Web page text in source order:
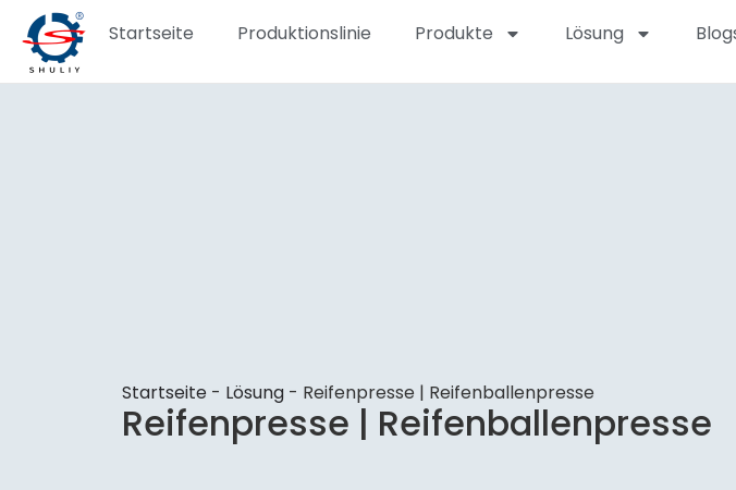
Startseite Produktionslinie Produkte Lösung
Startseite - Lösung - Reifenpresse | Reifenballenpresse
Reifenpresse | Reifenballenpresse